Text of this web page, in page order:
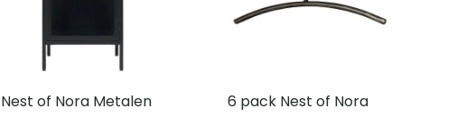
Nest of Nora Metalen
6 pack Nest of Nora